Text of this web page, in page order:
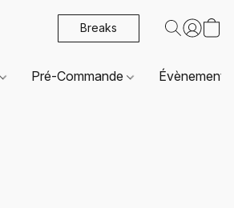
Breaks
Pré-Commande Évènements